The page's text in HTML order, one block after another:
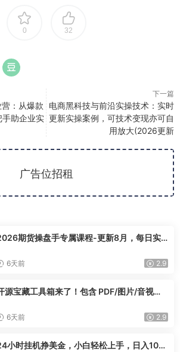
0 32
：从爆款
助企业实
下一篇
电商黑科技与前沿实操技术：实时
更新实操案例，可技术变现亦可自
用放大(2026更新
广告位招租
期货操盘手专属课程-更新8月，每日实
6天前 2.9
源宝藏工具箱来了！包含 PDF/图片/音视频/
desktop
6天前 2.9
小时挂机挣美金，小白轻松上手，日入100